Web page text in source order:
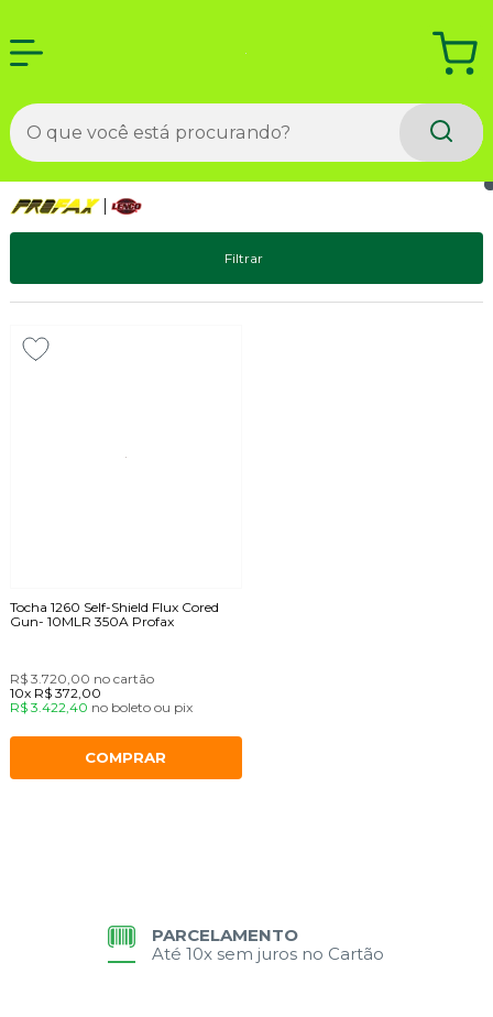
Filtrar
Tocha 1260 Self-Shield Flux Cored
Gun- 10MLR 350A Profax
R$ 3.720,00 no cartão
10x R$ 372,00
R$ 3.422,40 no boletoou pix
COMPRAR
PARCELAMENTO
Até 10x sem juros no Cartão